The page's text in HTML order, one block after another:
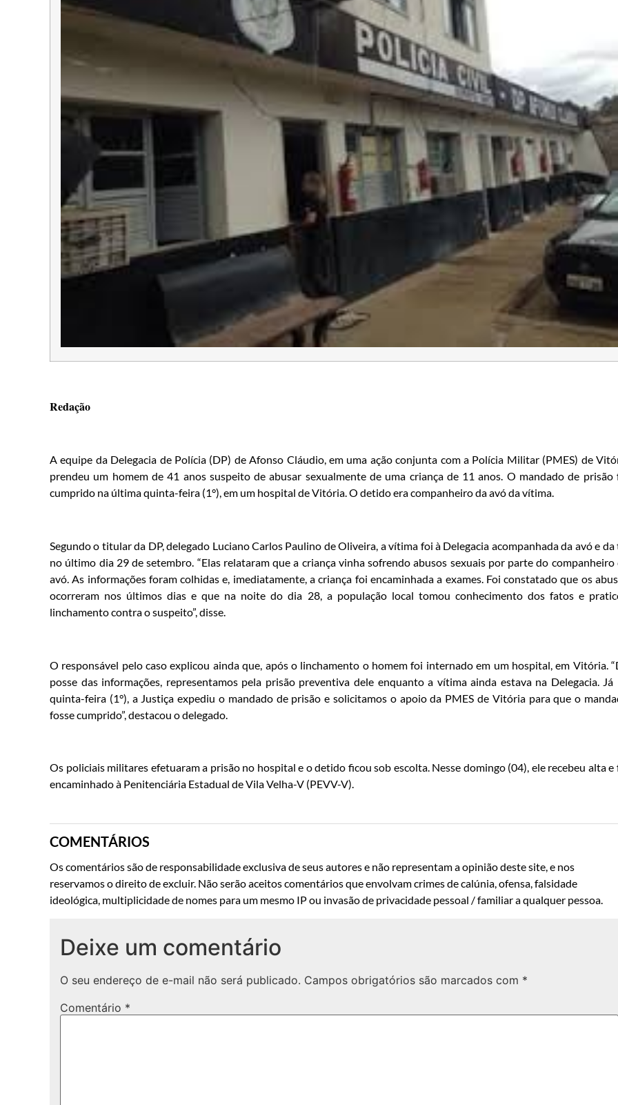
Redação
A equipe da Delegacia de Polícia (DP) de Afonso Cláudio, em uma ação conjunta com a Polícia Militar (PMES) de
prendeu um homem de 41 anos suspeito de abusar sexualmente de uma criança de 11 anos. O mandado de prisão
cumprido na última quinta-feira (1°), em um hospital de Vitória. O detido era companheiro da avó da vítima.
Segundo o titular da DP, delegado Luciano Carlos Paulino de Oliveira, a vítima foi à Delegacia acompanhada da avó e da
no último dia 29 de setembro. “Elas relataram que a criança vinha sofrendo abusos sexuais por parte do companheiro
avó. As informações foram colhidas e, imediatamente, a criança foi encaminhada a exames. Foi constatado que os
ocorreram nos últimos dias e que na noite do dia 28, a população local tomou conhecimento dos fatos e
linchamento contra o suspeito”, disse.
O responsável pelo caso explicou ainda que, após o linchamento o homem foi internado em um hospital, em Vitória.
posse das informações, representamos pela prisão preventiva dele enquanto a vítima ainda estava na Delegacia. Já
quinta-feira (1°), a Justiça expediu o mandado de prisão e solicitamos o apoio da PMES de Vitória para que o
fosse cumprido”, destacou o delegado.
Os policiais militares efetuaram a prisão no hospital e o detido ficou sob escolta. Nesse domingo (04), ele recebeu alta e
encaminhado à Penitenciária Estadual de Vila Velha-V (PEVV-V).
COMENTÁRIOS
Os comentários são de responsabilidade exclusiva de seus autores e não representam a opinião deste site, e nos
reservamos o direito de excluir. Não serão aceitos comentários que envolvam crimes de calúnia, ofensa, falsidade
ideológica, multiplicidade de nomes para um mesmo IP ou invasão de privacidade pessoal / familiar a qualquer pessoa.
Deixe um comentário
O seu endereço de e-mail não será publicado. Campos obrigatórios são marcados com *
Comentário *